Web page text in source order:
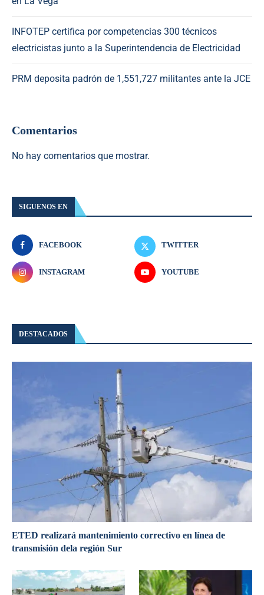
INFOTEP certifica por competencias 300 técnicos
electricistas junto a la Superintendencia de Electricidad
PRM deposita padrón de 1,551,727 militantes ante la JCE
Comentarios
No hay comentarios que mostrar.
SIGUENOS EN
FACEBOOK TWITTER
INSTAGRAM YOUTUBE
DESTACADOS
ETED realizará mantenimiento correctivo en línea de
transmisión dela región Sur